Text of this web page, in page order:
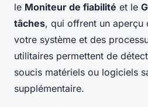
le Moniteur de fiabilité et le
tâches, qui offrent un aperçu
votre système et des
utilitaires permettent de
soucis matériels ou logiciels
supplémentaire.